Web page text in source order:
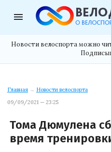
menu
Новости велоспорта можно
Главная → Новости велоспорта
09/09/2021 — 23:25
Тома Дюмулена
время